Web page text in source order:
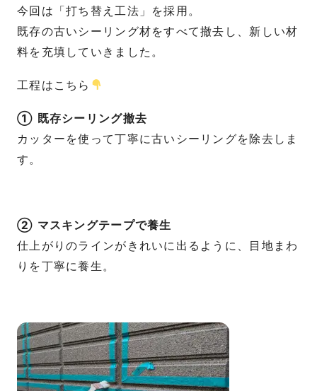
今回は「打ち替え工法」を採用。
既存の古いシーリング材をすべて撤去し、新しい材
料を充填していきました。
工程はこちら
① 既存シーリング撤去
カッターを使って丁寧に古いシーリングを除去しま
す。
② マスキングテープで養生
仕上がりのラインがきれいに出るように、目地まわ
りを丁寧に養生。